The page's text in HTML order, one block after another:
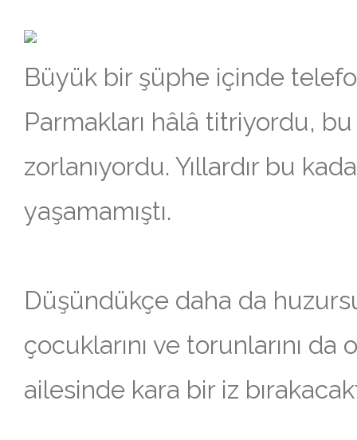
Büyük bir şüphe içinde
Parmakları hâlâ titriyordu,
zorlanıyordu. Yıllardır bu
yaşamamıştı.
Düşündükçe daha da
çocuklarını ve torunlarını
ailesinde kara bir iz